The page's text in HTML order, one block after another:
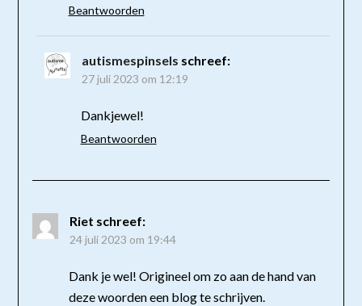
Beantwoorden
autismespinsels schreef:
27 juli 2023 om 12:19
Dankjewel!
Beantwoorden
Riet schreef:
24 juli 2023 om 19:44
Dank je wel! Origineel om zo aan de hand van
deze woorden een blog te schrijven.